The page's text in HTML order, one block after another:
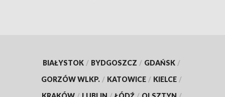
BIAŁYSTOK / BYDGOSZCZ / GDAŃSK /
GORZÓW WLKP. / KATOWICE / KIELCE /